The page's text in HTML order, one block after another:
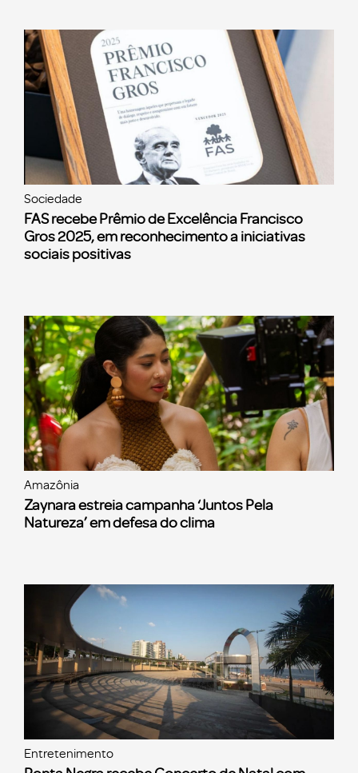
Sociedade
FAS recebe Prêmio de Excelência Francisco
Gros 2025, em reconhecimento a iniciativas
sociais positivas
Amazônia
Zaynara estreia campanha ‘Juntos Pela
Natureza’ em defesa do clima
Entretenimento